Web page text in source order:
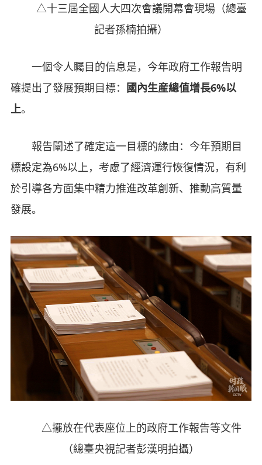
△十三屆全國人大四次會議開幕會現場（總臺
記者孫楠拍攝）
一個令人矚目的信息是，今年政府工作報告明
確提出了發展預期目標： 國內生産總值增長6%以
上。
報告闡述了確定這一目標的緣由：今年預期目
標設定為6%以上，考慮了經濟運行恢復情況，有利
於引導各方面集中精力推進改革創新、推動高質量
發展。
△擺放在代表座位上的政府工作報告等文件
（總臺央視記者彭漢明拍攝）